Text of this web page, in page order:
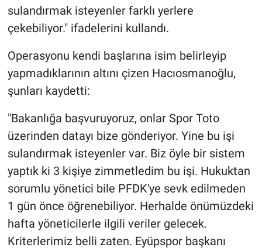
sulandırmak isteyenler farklı yerlere
çekebiliyor." ifadelerini kullandı.
Operasyonu kendi başlarına isim belirleyip
yapmadıklarının altını çizen Hacıosmanoğlu,
şunları kaydetti:
"Bakanlığa başvuruyoruz, onlar Spor Toto
üzerinden datayı bize gönderiyor. Yine bu işi
sulandırmak isteyenler var. Biz öyle bir sistem
yaptık ki 3 kişiye zimmetledim bu işi. Hukuktan
sorumlu yönetici bile PFDK'ye sevk edilmeden
1 gün önce öğrenebiliyor. Herhalde önümüzdeki
hafta yöneticilerle ilgili veriler gelecek.
Kriterlerimiz belli zaten. Eyüpspor başkanı